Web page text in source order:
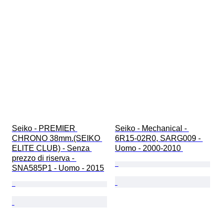
Seiko - PREMIER
CHRONO 38mm.(SEIKO
ELITE CLUB) - Senza
prezzo di riserva -
SNA585P1 - Uomo - 2015
Seiko - Mechanical -
6R15-02R0, SARG009 -
Uomo - 2000-2010